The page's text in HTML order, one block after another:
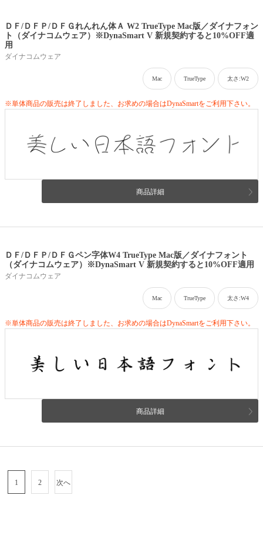
ＤＦ/ＤＦＰ/ＤＦＧれんれん体Ａ W2 TrueType Mac版／ダイナフォン
ト（ダイナコムウェア）※DynaSmart V 新規契約すると10%OFF適
用
ダイナコムウェア
Mac TrueType 太さ:W2
※単体商品の販売は終了しました、お求めの場合はDynaSmartをご利用下さい。
商品詳細
ＤＦ/ＤＦＰ/ＤＦＧペン字体W4 TrueType Mac版／ダイナフォント
（ダイナコムウェア）※DynaSmart V 新規契約すると10%OFF適用
ダイナコムウェア
Mac TrueType 太さ:W4
※単体商品の販売は終了しました、お求めの場合はDynaSmartをご利用下さい。
商品詳細
1 2 次へ